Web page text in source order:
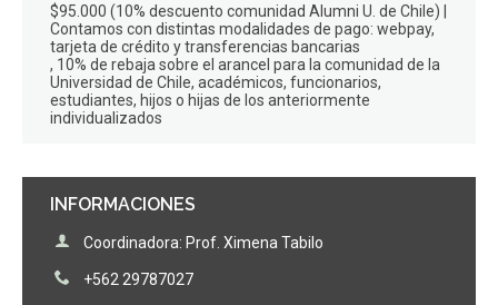
INFORMACIONES
Coordinadora: Prof. Ximena Tabilo
+562 29787027
$95.000 (10% descuento comunidad Alumni U. de Chile) |
Contamos con distintas modalidades de pago: webpay,
tarjeta de crédito y transferencias bancarias
10% de rebaja sobre el arancel para la comunidad de la
Universidad de Chile, académicos, funcionarios,
estudiantes, hijos o hijas de los anteriormente
individualizados